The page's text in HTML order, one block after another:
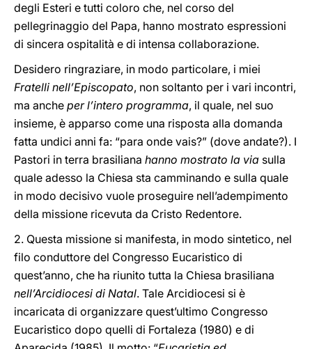
degli Esteri e tutti coloro che, nel corso del
pellegrinaggio del Papa, hanno mostrato espressioni
di sincera ospitalità e di intensa collaborazione.
Desidero ringraziare, in modo particolare, i miei
Fratelli nell’Episcopato, non soltanto per i vari incontri,
ma anche per l’intero programma, il quale, nel suo
insieme, è apparso come una risposta alla domanda
fatta undici anni fa: “para onde vais?” (dove andate?). I
Pastori in terra brasiliana hanno mostrato la via sulla
quale adesso la Chiesa sta camminando e sulla quale
in modo decisivo vuole proseguire nell’adempimento
della missione ricevuta da Cristo Redentore.
2. Questa missione si manifesta, in modo sintetico, nel
filo conduttore del Congresso Eucaristico di
quest’anno, che ha riunito tutta la Chiesa brasiliana
nell’Arcidiocesi di Natal. Tale Arcidiocesi si è
incaricata di organizzare quest’ultimo Congresso
Eucaristico dopo quelli di Fortaleza (1980) e di